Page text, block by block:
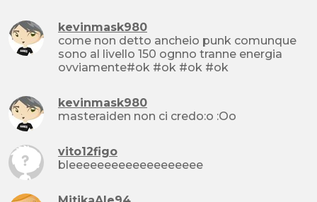
kevinmask980
come non detto ancheio punk comunque
sono al livello 150 ognno tranne energia
ovviamente#ok #ok #ok #ok
kevinmask980
masteraiden non ci credo:o :Oo
vito12figo
bleeeeeeeeeeeeeeeeeee